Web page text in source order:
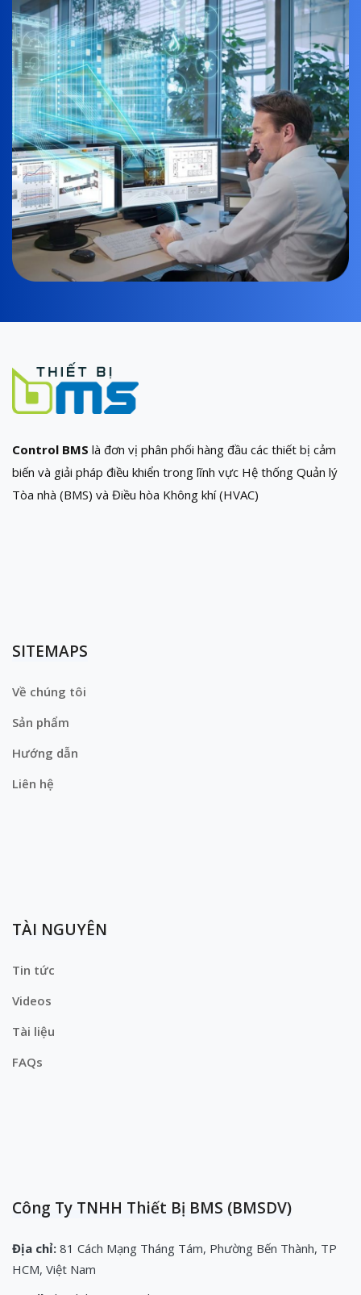
Control BMS là đơn vị phân phối hàng đầu các thiết bị cảm
biến và giải pháp điều khiển trong lĩnh vực Hệ thống Quản lý
Tòa nhà (BMS) và Điều hòa Không khí (HVAC)
SITEMAPS
Về chúng tôi
Sản phẩm
Hướng dẫn
Liên hệ
TÀI NGUYÊN
Tin tức
Videos
Tài liệu
FAQs
Công Ty TNHH Thiết Bị BMS (BMSDV)
Địa chỉ: 81 Cách Mạng Tháng Tám, Phường Bến Thành, TP
HCM, Việt Nam